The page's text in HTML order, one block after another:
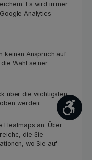
Es wird immer
Analytics
keinen Anspruch auf
Wahl seiner
über die wichtigsten
werden:
Heatmaps an. Über
die Sie
wo Sie auf